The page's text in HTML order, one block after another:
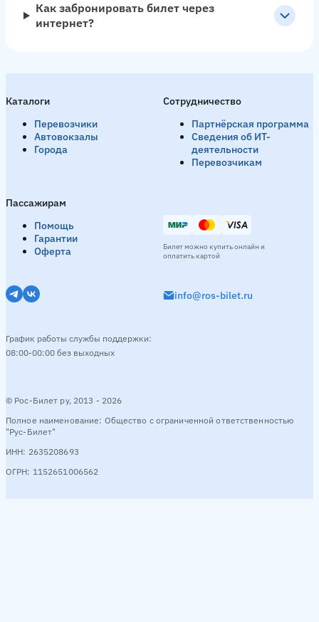
Как забронировать билет через
интернет?
Каталоги
Перевозчики
Автовокзалы
Города
Пассажирам
Помощь
Гарантии
Оферта
Сотрудничество
Партнёрская программа
Сведения об ИТ-
деятельности
Перевозчикам
© Рос-Билет ру, 2013 - 2026
Полное наименование: Общество с ограниченной ответственностью
"Рус-Билет"
ИНН: 2635208693
ОГРН: 1152651006562
info@ros-bilet.ru
График работы службы поддержки:
08:00-00:00 без выходных
Билет можно купить онлайн и
оплатить картой